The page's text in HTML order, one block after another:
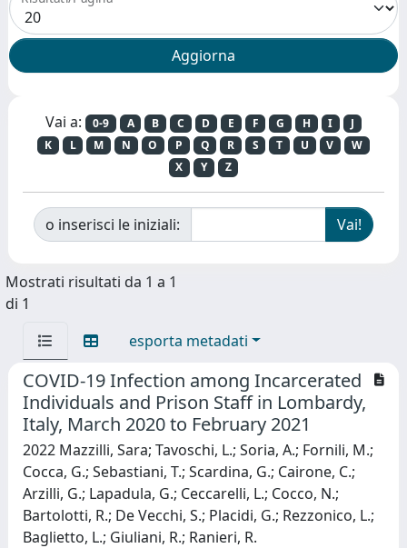
Vai a: 0-9 A B C D E F G H I
J
K
L M N O P Q R S T U V
W
X
Y Z
o inserisci le iniziali:
Mostrati risultati da 1 a 1
di 1
esporta metadati
COVID-19 Infection among Incarcerated
Individuals and Prison Staff in Lombardy,
Italy, March 2020 to February 2021
2022 Mazzilli, Sara; Tavoschi, L.; Soria, A.; Fornili, M.;
Cocca, G.; Sebastiani, T.; Scardina, G.; Cairone, C.;
Arzilli, G.; Lapadula, G.; Ceccarelli, L.; Cocco, N.;
Bartolotti, R.; De Vecchi, S.; Placidi, G.; Rezzonico, L.;
Baglietto, L.; Giuliani, R.; Ranieri, R.